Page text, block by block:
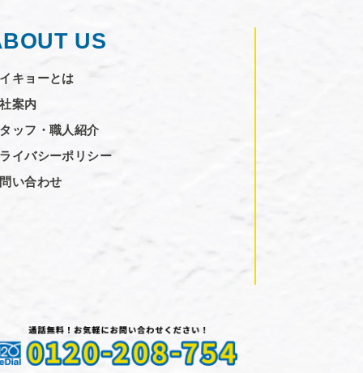
US
キョーとは
案内
ッフ・職人紹介
イバシーポリシー
い合わせ